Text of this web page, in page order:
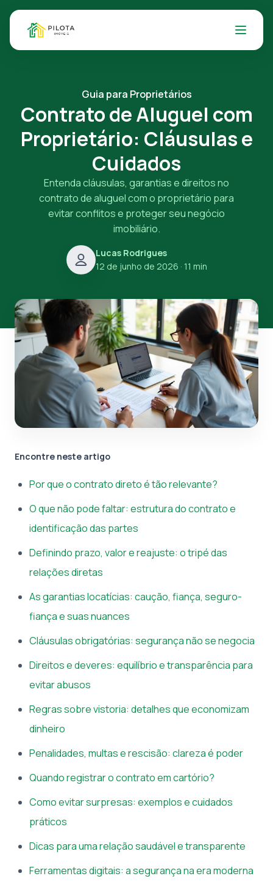
Guia para Proprietários
Contrato de Aluguel com
Proprietário: Cláusulas e
Cuidados
Entenda cláusulas, garantias e direitos no
contrato de aluguel com o proprietário para
evitar conflitos e proteger seu negócio
imobiliário.
Lucas Rodrigues
12 de junho de 2026 · 11 min
Encontre neste artigo
Por que o contrato direto é tão relevante?
O que não pode faltar: estrutura do contrato e
identificação das partes
Definindo prazo, valor e reajuste: o tripé das
relações diretas
As garantias locatícias: caução, fiança, seguro-
fiança e suas nuances
Cláusulas obrigatórias: segurança não se negocia
Direitos e deveres: equilíbrio e transparência para
evitar abusos
Regras sobre vistoria: detalhes que economizam
dinheiro
Penalidades, multas e rescisão: clareza é poder
Quando registrar o contrato em cartório?
Como evitar surpresas: exemplos e cuidados
práticos
Dicas para uma relação saudável e transparente
Ferramentas digitais: a segurança na era moderna